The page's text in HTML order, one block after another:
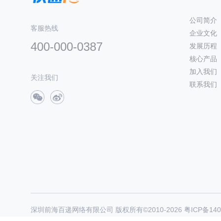
客服热线
400-000-0387
关注我们
公司简介
企业文化
发展历程
核心产品
加入我们
联系我们
深圳前海百递网络有限公司 版权所有©2010-2026 粤ICP备